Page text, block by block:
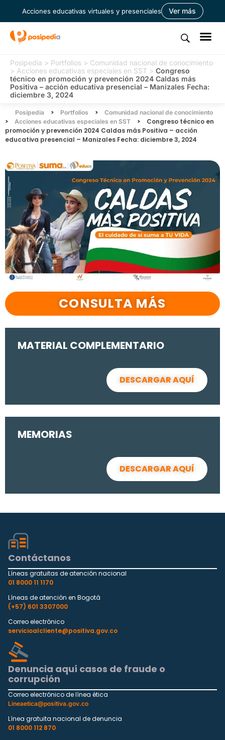
Acciones educativas virtuales y presenciales Ver más
Posipedia > Portfolios > Comunidad nacional de conocimiento
> Acciones educativas especiales en SST > Congreso
técnico en promoción y prevención 2024 Caldas más
Positiva – acción educativa presencial – Manizales Fecha:
diciembre 3, 2024
Posipedia > Portfolios > Comunidad nacional de conocimiento
> Acciones educativas especiales en SST >
Congreso técnico en
promoción y prevención 2024 Caldas más Positiva – acción
educativa presencial – Manizales Fecha: diciembre 3, 2024
CONSULTA MÁS
MATERIAL COMPLEMENTARIO
DESCARGAR AQUÍ
MEMORIAS
DESCARGAR AQUÍ
Contáctanos
Líneas gratuitas de atención nacional
01 8000 11 1170
Líneas de atención en Bogotá
(+57) 601 3307000
Correo electrónico
servicioalcliente@positiva.gov.co
Denuncia aquí casos de fraude o
corrupción
Correo electrónico de línea ética
Lineaetica@positiva.gov.co
Línea gratuita nacional de denuncia
01 8000 112 870